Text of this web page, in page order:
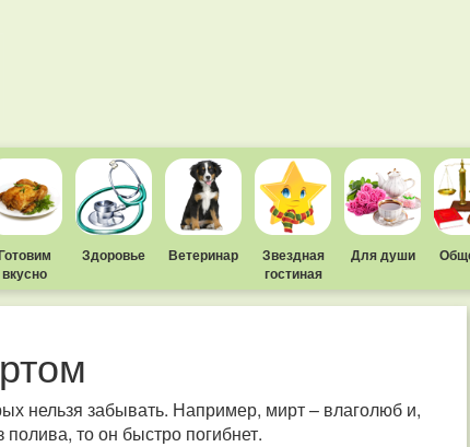
вкусно
Здоровье Ветеринар
Звездная
гостиная
Для души
нельзя забывать. Например, мирт – влаголюб и,
то он быстро погибнет.